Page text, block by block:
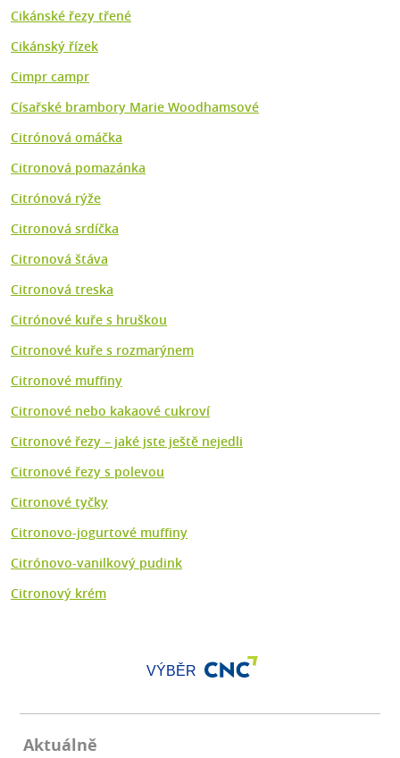
Cikánské řezy třené
Cikánský řízek
Cimpr campr
Císařské brambory Marie Woodhamsové
Citrónová omáčka
Citronová pomazánka
Citrónová rýže
Citronová srdíčka
Citronová štáva
Citronová treska
Citrónové kuře s hruškou
Citronové kuře s rozmarýnem
Citronové muffiny
Citronové nebo kakaové cukroví
Citronové řezy – jaké jste ještě nejedli
Citronové řezy s polevou
Citronové tyčky
Citronovo-jogurtové muffiny
Citrónovo-vanilkový pudink
Citronový krém
VÝBĚR
Aktuálně